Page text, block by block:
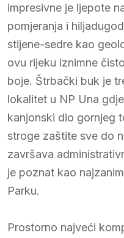
impresivne je ljepote
pomjeranja i
stijene-sedre kao
ovu rijeku iznimne
boje. Štrbački buk je
lokalitet u NP Una
kanjonski dio gornjeg
stroge zaštite sve do
završava
je poznat kao
Parku.
Prostorno najveći